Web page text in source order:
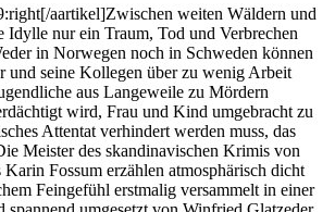
aartikel]Zwischen weiten Wäldern und
Idylle nur ein Traum, Tod und Verbrechen
in Norwegen noch in Schweden können
und seine Kollegen über zu wenig Arbeit
aus Langeweile zu Mördern
wird, Frau und Kind umgebracht zu
Attentat verhindert werden muss, das
Meister des skandinavischen Krimis von
Fossum erzählen atmosphärisch dicht
Feingefühl erstmalig versammelt in einer